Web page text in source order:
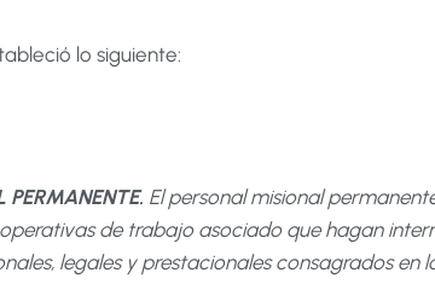
lo siguiente:
El personal misional
de trabajo asociado que hagan
legales y prestacionales consagrados en